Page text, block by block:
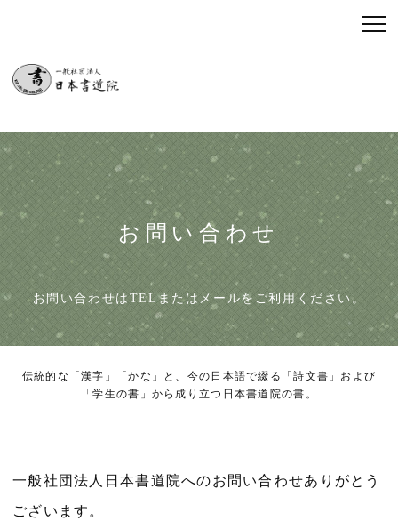
お問い合わせ
お問い合わせはTELまたはメールをご利用ください。
伝統的な「漢字」「かな」と、今の日本語で綴る「詩文書」および
「学生の書」から成り立つ日本書道院の書。
一般社団法人日本書道院へのお問い合わせありがとう
ございます。